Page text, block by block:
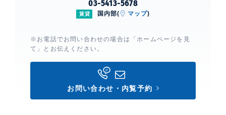
03-5413-5678
賃貸 国内部( マップ)
※お電話でお問い合わせの場合は「ホームページを見
て」とお伝えください。
お問い合わせ・内覧予約